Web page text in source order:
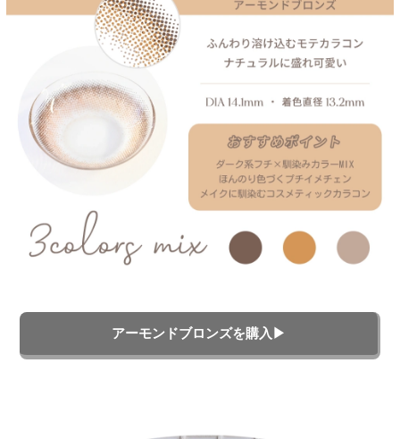
アーモンドブロンズを購入▶